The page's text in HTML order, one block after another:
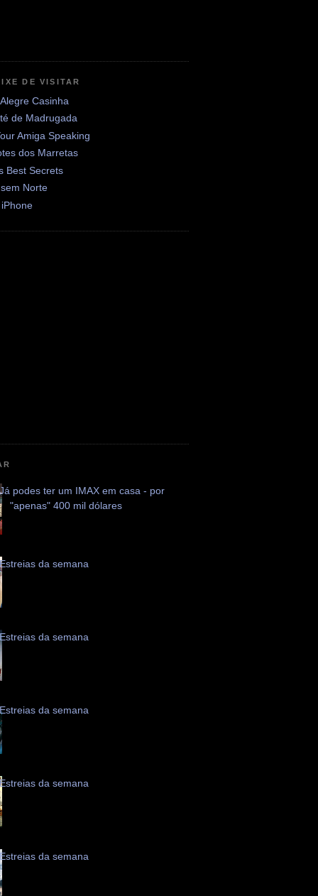
DE VISITAR
Casinha
de Madrugada
Amiga Speaking
dos Marretas
Best Secrets
Norte
podes ter um IMAX em casa - por
"apenas" 400 mil dólares
da semana
da semana
da semana
da semana
Estreias da semana